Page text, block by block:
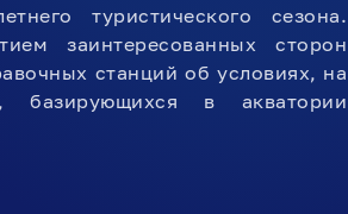
туристического сезона.
заинтересованных сторон
станций об условиях, на
базирующихся в акватории